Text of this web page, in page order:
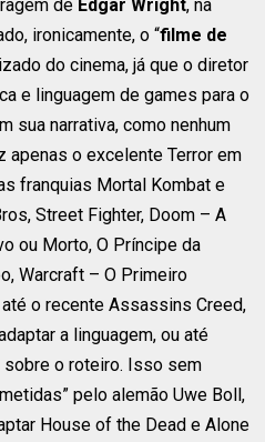
de Edgar Wright, na
ironicamente, o “filme de
do cinema, já que o diretor
e linguagem de games para o
sua narrativa, como nenhum
apenas o excelente Terror em
franquias Mortal Kombat e
Street Fighter, Doom – A
ou Morto, O Príncipe da
Warcraft – O Primeiro
o recente Assassins Creed,
a linguagem, ou até
sobre o roteiro. Isso sem
pelo alemão Uwe Boll,
House of the Dead e Alone